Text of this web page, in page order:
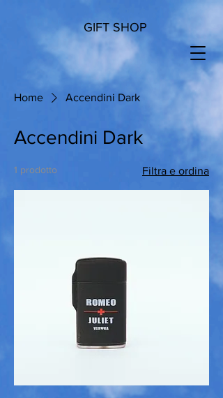
GIFT SHOP
Home Accendini Dark
Accendini Dark
1 prodotto Filtra e ordina